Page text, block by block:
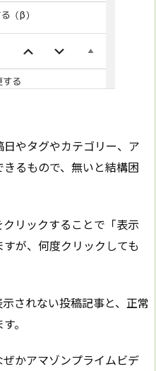
やタグやカテゴリー、ア
るもので、無いと結構困
リックすることで「表示
が、何度クリックしても
されない投稿記事と、正常
。
かアマゾンプライムビデ